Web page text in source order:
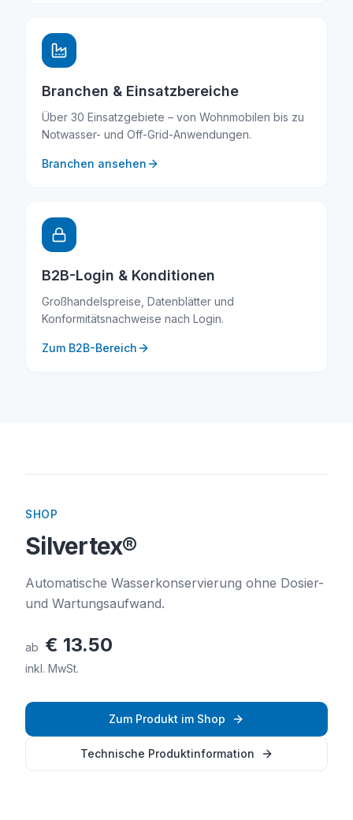
Branchen & Einsatzbereiche
Über 30 Einsatzgebiete – von Wohnmobilen bis zu
Notwasser- und Off-Grid-Anwendungen.
Branchen ansehen
B2B-Login & Konditionen
Großhandelspreise, Datenblätter und
Konformitätsnachweise nach Login.
Zum B2B-Bereich
SHOP
Silvertex®
Automatische Wasserkonservierung ohne Dosier-
und Wartungsaufwand.
ab € 13.50
inkl. MwSt.
Zum Produkt im Shop
Technische Produktinformation